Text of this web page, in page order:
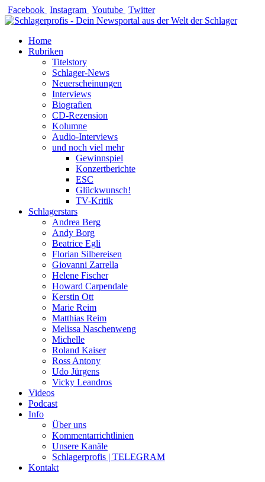
Zum
Inhalt
Facebook Instagram Youtube Twitter
Home
Rubriken
Titelstory
Schlager-News
Neuerscheinungen
Interviews
Biografien
CD-Rezension
Kolumne
Audio-Interviews
und noch viel mehr
Gewinnspiel
Konzertberichte
ESC
Glückwunsch!
TV-Kritik
Schlagerstars
Andrea Berg
Andy Borg
Beatrice Egli
Florian Silbereisen
Giovanni Zarrella
Helene Fischer
Howard Carpendale
Kerstin Ott
Marie Reim
Matthias Reim
Melissa Naschenweng
Michelle
Roland Kaiser
Ross Antony
Udo Jürgens
Vicky Leandros
Videos
Podcast
Info
Über uns
Kommentarrichtlinien
Unsere Kanäle
Schlagerprofis | TELEGRAM
Kontakt